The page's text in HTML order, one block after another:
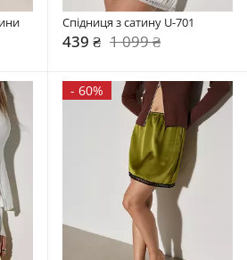
Спідниця з сатину U-701
439 ₴ 1 099 ₴
- 60%